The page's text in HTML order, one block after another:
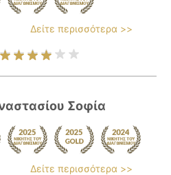
Δείτε περισσότερα >>
Σοφία
Δείτε περισσότερα >>